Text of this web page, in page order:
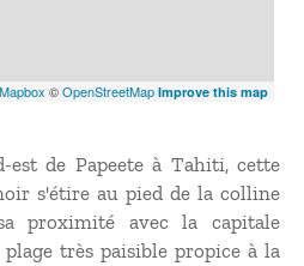
Mapbox ©OpenStreetMap Improve this map
de Papeete à Tahiti, cette
s'étire au pied de la colline
proximité avec la capitale
très paisible propice à la